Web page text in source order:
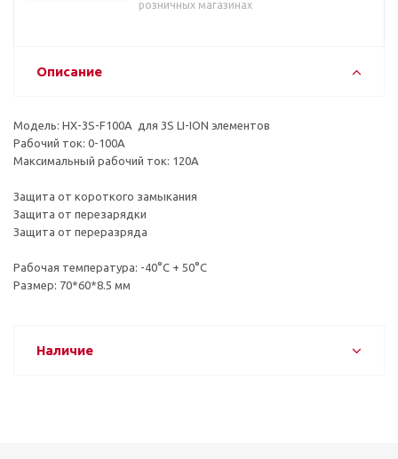
розничных магазинах
Описание
Модель: HX-3S-F100A для 3S LI-ION элементов
Рабочий ток: 0-100A
Максимальный рабочий ток: 120А
Защита от короткого замыкания
Защита от перезарядки
Защита от переразряда
Рабочая температура: -40°С + 50°С
Размер: 70*60*8.5 мм
Наличие